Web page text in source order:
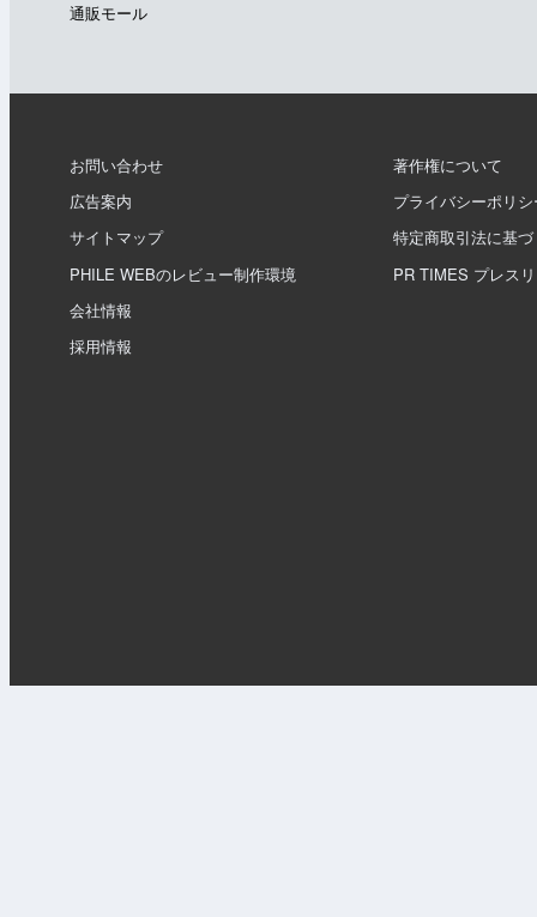
通販モール
お問い合わせ
広告案内
サイトマップ
PHILE WEBのレビュー制作環境
会社情報
採用情報
著作権について
プライバシーポリ
特定商取引法に基
PR TIMES プレス